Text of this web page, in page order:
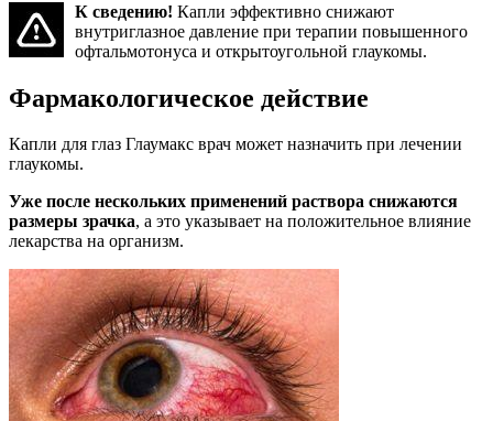
К сведению! Капли эффективно снижают
внутриглазное давление при терапии повышенного
офтальмотонуса и открытоугольной глаукомы.
Фармакологическое действие
Капли для глаз Глаумакс врач может назначить при лечении
глаукомы.
Уже после нескольких применений раствора снижаются
размеры зрачка, а это указывает на положительное влияние
лекарства на организм.